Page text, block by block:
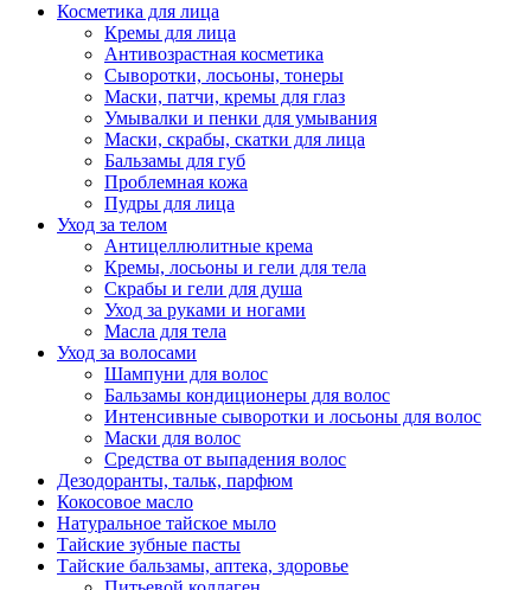
Косметика для лица
Кремы для лица
Антивозрастная косметика
Сыворотки, лосьоны, тонеры
Маски, патчи, кремы для глаз
Умывалки и пенки для умывания
Маски, скрабы, скатки для лица
Бальзамы для губ
Проблемная кожа
Пудры для лица
Уход за телом
Антицеллюлитные крема
Кремы, лосьоны и гели для тела
Скрабы и гели для душа
Уход за руками и ногами
Масла для тела
Уход за волосами
Шампуни для волос
Бальзамы кондиционеры для волос
Интенсивные сыворотки и лосьоны для волос
Маски для волос
Средства от выпадения волос
Дезодоранты, тальк, парфюм
Кокосовое масло
Натуральное тайское мыло
Тайские зубные пасты
Тайские бальзамы, аптека, здоровье